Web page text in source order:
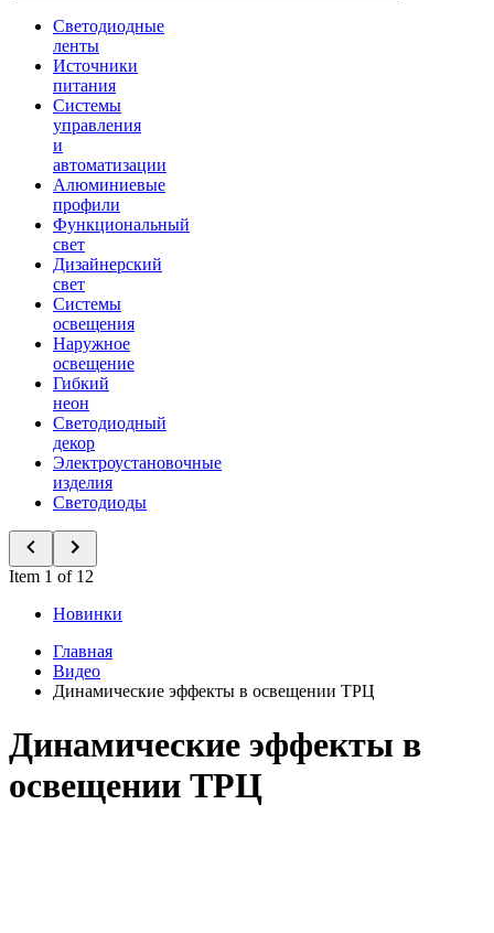
Светодиодные
ленты
Источники
питания
Системы
управления
и
автоматизации
Алюминиевые
профили
Функциональный
свет
Дизайнерский
свет
Системы
освещения
Наружное
освещение
Гибкий
неон
Светодиодный
декор
Электроустановочные
изделия
Светодиоды
Item 1 of 12
Новинки
Главная
Видео
Динамические эффекты в освещении ТРЦ
Динамические эффекты в
освещении ТРЦ